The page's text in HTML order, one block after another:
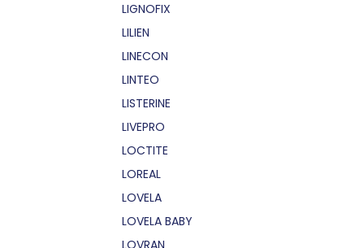
LIGNOFIX
LILIEN
LINECON
LINTEO
LISTERINE
LIVEPRO
LOCTITE
LOREAL
LOVELA
LOVELA BABY